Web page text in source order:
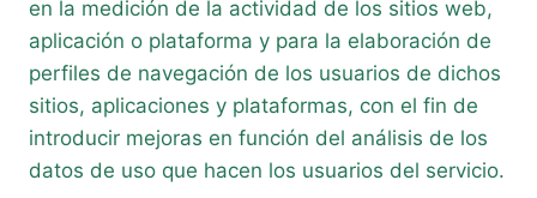
en la medición de la actividad de los sitios web,
aplicación o plataforma y para la elaboración de
perfiles de navegación de los usuarios de dichos
sitios, aplicaciones y plataformas, con el fin de
introducir mejoras en función del análisis de los
datos de uso que hacen los usuarios del servicio.